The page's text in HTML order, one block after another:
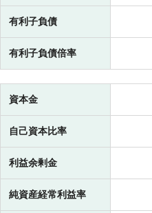
有利子負債
有利子負債倍率
資本金
自己資本比率
利益余剰金
純資産経常利益率